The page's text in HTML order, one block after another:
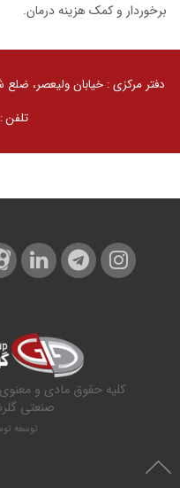
برخوردار و کمک هزینه درمان.
دفتر مرکزی : خیابان ولیعصر،
تلفن : 02142661000
کلیه حقوق مادی و
صنعتی
توسعه